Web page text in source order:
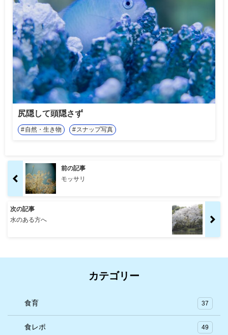
尻隠して頭隠さず
自然・生き物 スナップ写真
前の記事
モッサリ
次の記事
水のある方へ
カテゴリー
食育 37
食レポ 49